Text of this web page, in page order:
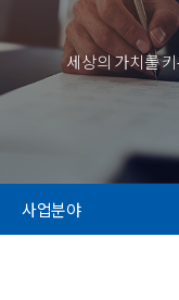
세상의 가치를
사업분야